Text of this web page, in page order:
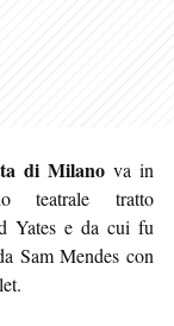
di Milanova in
teatrale tratto
Yates e da cui fu
Sam Mendes con